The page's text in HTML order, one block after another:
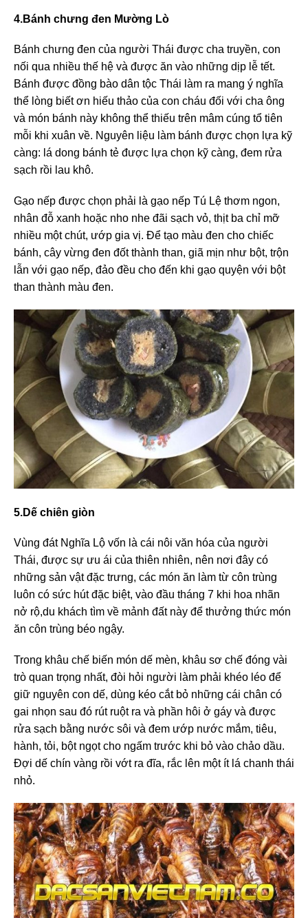
4.Bánh chưng đen Mường Lò
Bánh chưng đen của người Thái được cha truyền, con
nối qua nhiều thế hệ và được ăn vào những dịp lễ tết.
Bánh được đồng bào dân tộc Thái làm ra mang ý nghĩa
thể lòng biết ơn hiếu thảo của con cháu đối với cha ông
và món bánh này không thể thiếu trên mâm cúng tổ tiên
mỗi khi xuân về. Nguyên liệu làm bánh được chọn lựa kỹ
càng: lá dong bánh tẻ được lựa chọn kỹ càng, đem rửa
sạch rồi lau khô.
Gạo nếp được chọn phải là gạo nếp Tú Lệ thơm ngon,
nhân đỗ xanh hoặc nho nhe đãi sạch vỏ, thịt ba chỉ mỡ
nhiều một chút, ướp gia vị. Để tạo màu đen cho chiếc
bánh, cây vừng đen đốt thành than, giã mịn như bột, trộn
lẫn với gạo nếp, đảo đều cho đến khi gạo quyện với bột
than thành màu đen.
5.Dế chiên giòn
Vùng đát Nghĩa Lộ vốn là cái nôi văn hóa của người
Thái, được sự ưu ái của thiên nhiên, nên nơi đây có
những sản vật đặc trưng, các món ăn làm từ côn trùng
luôn có sức hút đặc biệt, vào đầu tháng 7 khi hoa nhãn
nở rộ,du khách tìm về mảnh đất này để thưởng thức món
ăn côn trùng béo ngậy.
Trong khâu chế biến món dế mèn, khâu sơ chế đóng vài
trò quan trọng nhất, đòi hỏi người làm phải khéo léo để
giữ nguyên con dế, dùng kéo cắt bỏ những cái chân có
gai nhọn sau đó rút ruột ra và phần hôi ở gáy và được
rửa sạch bằng nước sôi và đem ướp nước mắm, tiêu,
hành, tỏi, bột ngọt cho ngấm trước khi bỏ vào chảo dầu.
Đợi dế chín vàng rồi vớt ra đĩa, rắc lên một ít lá chanh thái
nhỏ.